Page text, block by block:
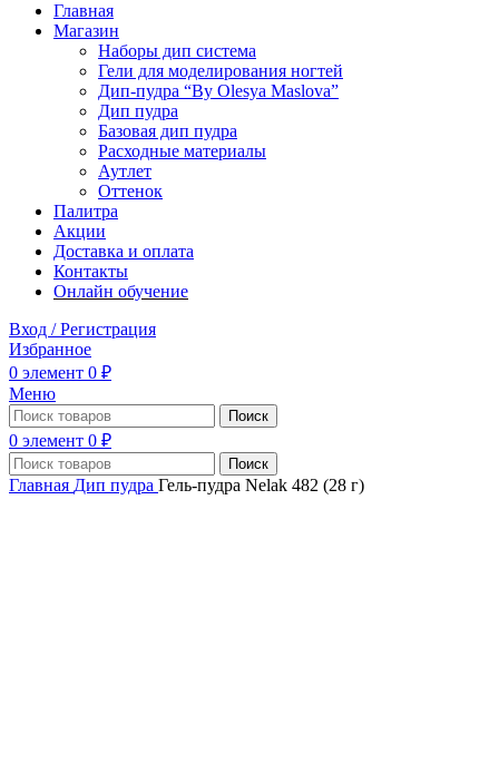
Главная
Магазин
Наборы дип система
Гели для моделирования ногтей
Дип-пудра “By Olesya Maslova”
Дип пудра
Базовая дип пудра
Расходные материалы
Аутлет
Оттенок
Палитра
Акции
Доставка и оплата
Контакты
Онлайн обучение
Вход / Регистрация
Избранное
0 элемент 0 ₽
Меню
Поиск
0 элемент 0 ₽
Поиск
Главная Дип пудра Гель-пудра Nelak 482 (28 г)